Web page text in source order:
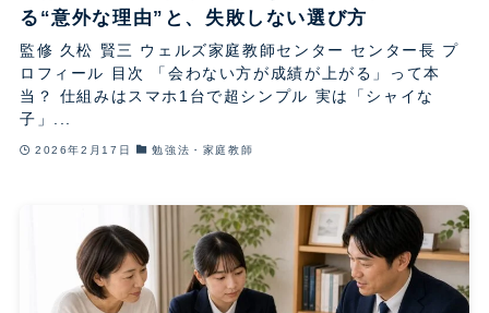
る“意外な理由”と、失敗しない選び方
監修 久松 賢三 ウェルズ家庭教師センター センター長 プ
ロフィール 目次 「会わない方が成績が上がる」って本
当？ 仕組みはスマホ1台で超シンプル 実は「シャイな
子」...
2026年2月17日 勉強法・家庭教師